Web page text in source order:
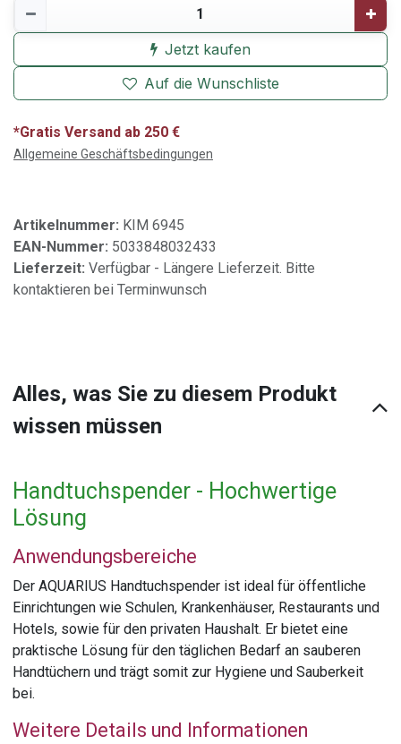
Jetzt kaufen
Auf die Wunschliste
*Gratis Versand ab 250 €
Allgemeine Geschäftsbedingungen
Artikelnummer: KIM 6945
EAN-Nummer: 5033848032433
Lieferzeit: Verfügbar - Längere Lieferzeit. Bitte
kontaktieren bei Terminwunsch
Alles, was Sie zu diesem Produkt
wissen müssen
Handtuchspender - Hochwertige
Lösung
Anwendungsbereiche
Der AQUARIUS Handtuchspender ist ideal für öffentliche
Einrichtungen wie Schulen, Krankenhäuser, Restaurants und
Hotels, sowie für den privaten Haushalt. Er bietet eine
praktische Lösung für den täglichen Bedarf an sauberen
Handtüchern und trägt somit zur Hygiene und Sauberkeit
bei.
Weitere Details und Informationen